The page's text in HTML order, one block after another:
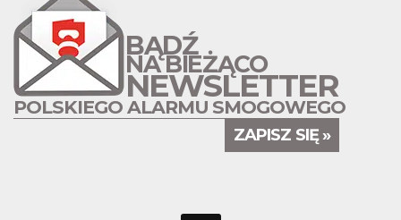
BĄDŹ
NA BIEŻĄCO
NEWSLETTER
POLSKIEGO ALARMU SMOGOWEGO
ZAPISZ SIĘ »